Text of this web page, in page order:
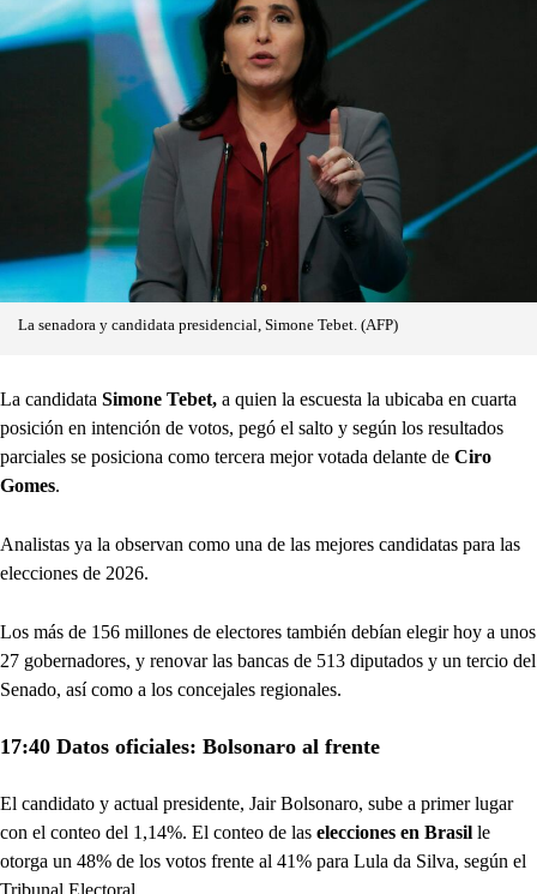
La senadora y candidata presidencial, Simone Tebet. (AFP)
La candidata Simone Tebet, a quien la escuesta la ubicaba en cuarta
posición en intención de votos, pegó el salto y según los resultados
parciales se posiciona como tercera mejor votada delante de Ciro
Gomes.
Analistas ya la observan como una de las mejores candidatas para las
elecciones de 2026.
Los más de 156 millones de electores también debían elegir hoy a unos
27 gobernadores, y renovar las bancas de 513 diputados y un tercio del
Senado, así como a los concejales regionales.
17:40 Datos oficiales: Bolsonaro al frente
El candidato y actual presidente, Jair Bolsonaro, sube a primer lugar
con el conteo del 1,14%. El conteo de las elecciones en Brasil le
otorga un 48% de los votos frente al 41% para Lula da Silva, según el